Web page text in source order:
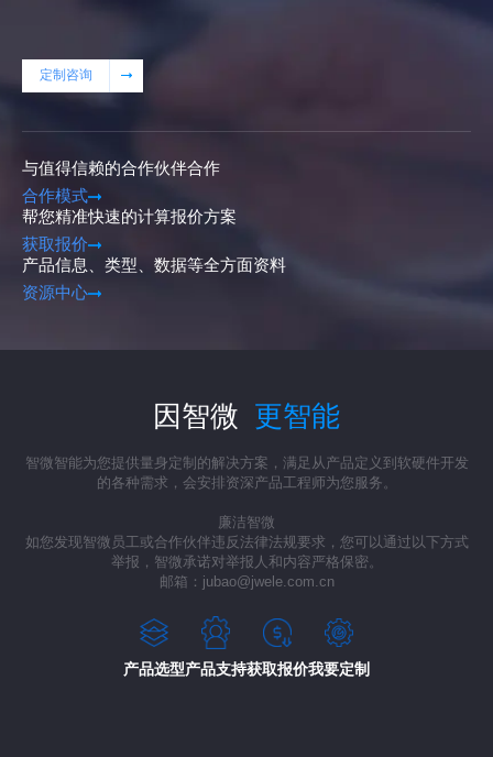
定制咨询
与值得信赖的合作伙伴合作
合作模式
帮您精准快速的计算报价方案
获取报价
产品信息、类型、数据等全方面资料
资源中心
因智微 更智能
智微智能为您提供量身定制的解决方案，满足从产品定义到软硬件开发
的各种需求，会安排资深产品工程师为您服务。
廉洁智微
如您发现智微员工或合作伙伴违反法律法规要求，您可以通过以下方式
举报，智微承诺对举报人和内容严格保密。
邮箱：jubao@jwele.com.cn
产品选型产品支持获取报价我要定制